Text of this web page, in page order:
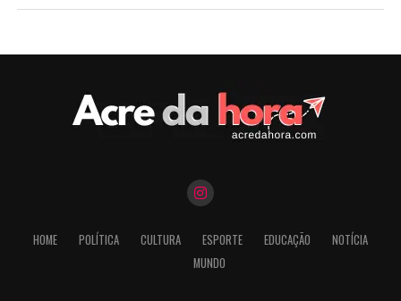
HOME POLÍTICA CULTURA ESPORTE EDUCAÇÃO
NOTÍCIA
MUNDO